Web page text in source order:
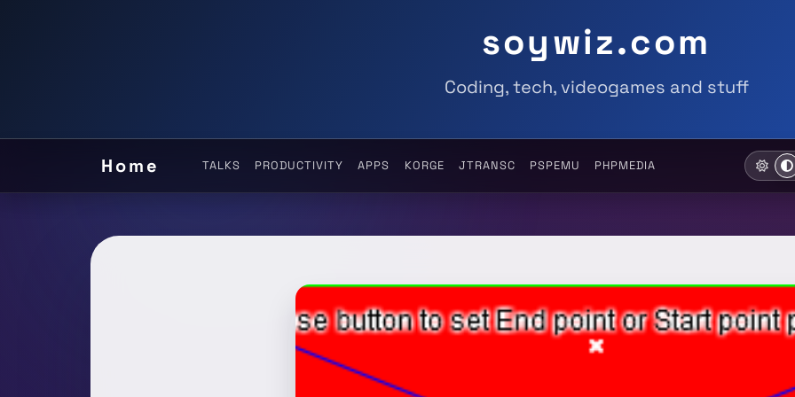
soywiz.com
Coding, tech, videogames and stuff
Home TALKS PRODUCTIVITY APPS KORGE JTRANSC PSPEMU PHPMEDIA